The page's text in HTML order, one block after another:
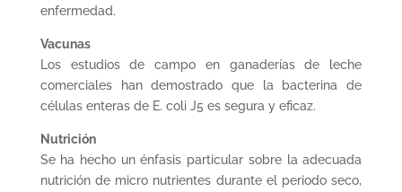
enfermedad.
Vacunas
Los estudios de campo en ganaderías de leche
comerciales han demostrado que la bacterina de
células enteras de E. coli J5 es segura y eficaz.
Nutrición
Se ha hecho un énfasis particular sobre la adecuada
nutrición de micro nutrientes durante el periodo seco,